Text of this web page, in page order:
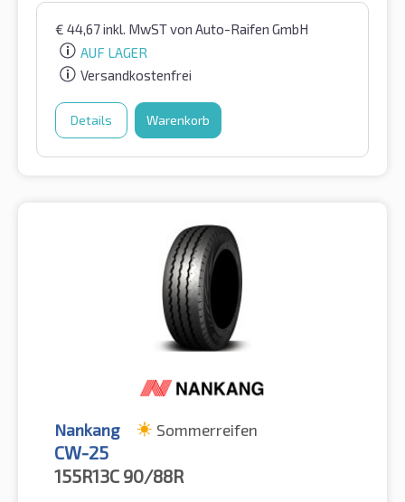
€ 44,67inkl. MwSTvon Auto-Raifen GmbH
AUF LAGER
Versandkostenfrei
Details Warenkorb
Nankang Sommerreifen
CW-25
155R13C 90/88R